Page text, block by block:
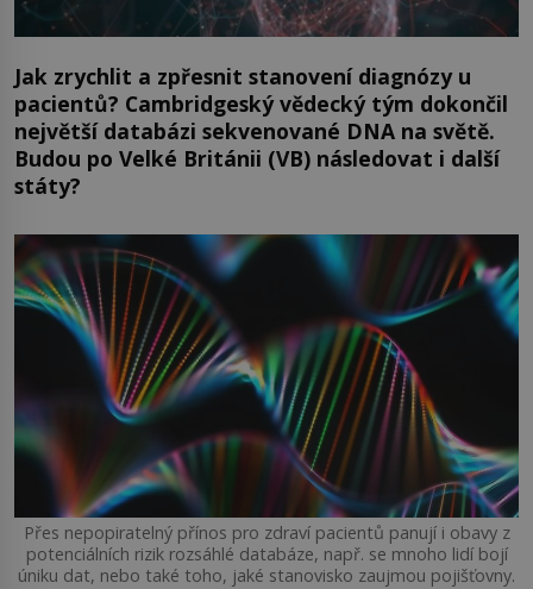
Jak zrychlit a zpřesnit stanovení diagnózy u
pacientů? Cambridgeský vědecký tým dokončil
největší databázi sekvenované DNA na světě.
Budou po Velké Británii (VB) následovat i další
státy?
Přes nepopiratelný přínos pro zdraví pacientů panují i obavy z
potenciálních rizik rozsáhlé databáze, např. se mnoho lidí bojí
úniku dat, nebo také toho, jaké stanovisko zaujmou pojišťovny.